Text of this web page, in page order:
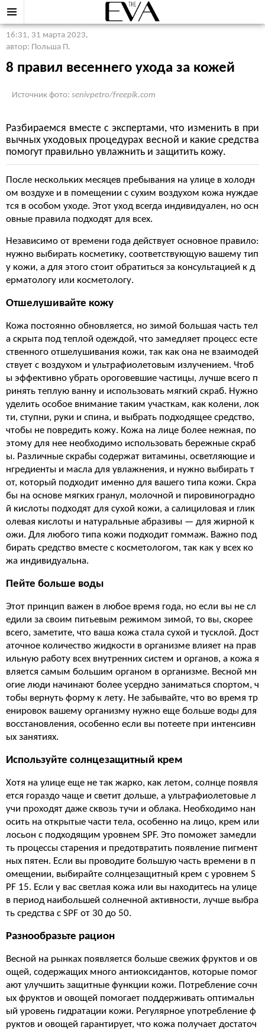
16:31, 31 марта 2023,
автор: Польша П.
8 правил весеннего ухода за кожей
Источник фото: senivpetro/freepik.com
Разбираемся вместе с экспертами, что изменить в при
вычных уходовых процедурах весной и какие средства
помогут правильно увлажнить и защитить кожу.
После нескольких месяцев пребывания на улице в холодн
ом воздухе и в помещении с сухим воздухом кожа нуждае
тся в особом уходе. Этот уход всегда индивидуален, но осн
овные правила подходят для всех.
Независимо от времени года действует основное правило:
нужно выбирать косметику, соответствующую вашему тип
у кожи, а для этого стоит обратиться за консультацией к д
ерматологу или косметологу.
Отшелушивайте кожу
Кожа постоянно обновляется, но зимой большая часть тел
а скрыта под теплой одеждой, что замедляет процесс есте
ственного отшелушивания кожи, так как она не взаимодей
ствует с воздухом и ультрафиолетовым излучением. Чтоб
ы эффективно убрать ороговевшие частицы, лучше всего п
ринять теплую ванну и использовать мягкий скраб. Нужно
уделить особое внимание таким участкам, как колени, лок
ти, ступни, руки и спина, и выбрать подходящее средство,
чтобы не повредить кожу. Кожа на лице более нежная, по
этому для нее необходимо использовать бережные скраб
ы. Различные скрабы содержат витамины, осветляющие и
нгредиенты и масла для увлажнения, и нужно выбирать т
от, который подходит именно для вашего типа кожи. Скра
бы на основе мягких гранул, молочной и пировиноградно
й кислоты подходят для сухой кожи, а салициловая и глик
олевая кислоты и натуральные абразивы — для жирной к
ожи. Для любого типа кожи подходит гоммаж. Важно под
бирать средство вместе с косметологом, так как у всех ко
жа индивидуальна.
Пейте больше воды
Этот принцип важен в любое время года, но если вы не сл
едили за своим питьевым режимом зимой, то вы, скорее
всего, заметите, что ваша кожа стала сухой и тусклой. Дост
аточное количество жидкости в организме влияет на прав
ильную работу всех внутренних систем и органов, а кожа я
вляется самым большим органом в организме. Весной мн
огие люди начинают более усердно заниматься спортом, ч
тобы вернуть форму к лету. Не забывайте, что во время тр
енировок вашему организму нужно еще больше воды для
восстановления, особенно если вы потеете при интенсивн
ых занятиях.
Используйте солнцезащитный крем
Хотя на улице еще не так жарко, как летом, солнце появля
ется гораздо чаще и светит дольше, а ультрафиолетовые л
учи проходят даже сквозь тучи и облака. Необходимо нан
осить на открытые части тела, особенно на лицо, крем или
лосьон с подходящим уровнем SPF. Это поможет замедли
ть процессы старения и предотвратить появление пигмент
ных пятен. Если вы проводите большую часть времени в п
омещении, выбирайте солнцезащитный крем с уровнем S
PF 15. Если у вас светлая кожа или вы находитесь на улице
в период наибольшей солнечной активности, лучше выбра
ть средства с SPF от 30 до 50.
Разнообразьте рацион
Весной на рынках появляется больше свежих фруктов и ов
ощей, содержащих много антиоксидантов, которые помог
ают улучшить защитные функции кожи. Потребление сочн
ых фруктов и овощей помогает поддерживать оптимальн
ый уровень гидратации кожи. Регулярное употребление ф
руктов и овощей гарантирует, что кожа получает достаточ